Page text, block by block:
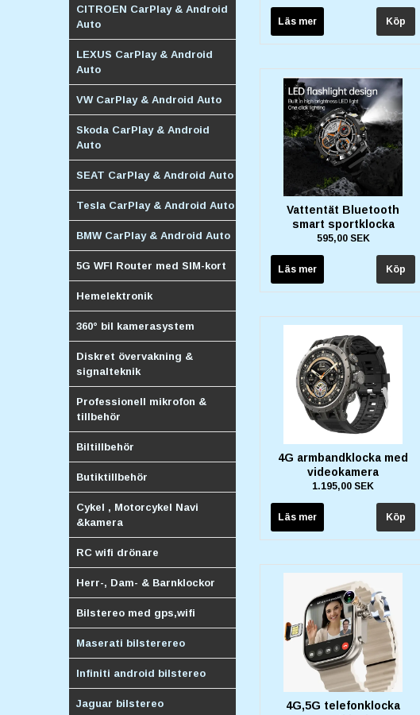
CITROEN CarPlay & Android
Auto
LEXUS CarPlay & Android
Auto
VW CarPlay & Android Auto
Skoda CarPlay & Android
Auto
SEAT CarPlay & Android Auto
Tesla CarPlay & Android Auto
BMW CarPlay & Android Auto
5G WFI Router med SIM-kort
Hemelektronik
360° bil kamerasystem
Diskret övervakning &
signalteknik
Professionell mikrofon &
tillbehör
Biltillbehör
Butiktillbehör
Cykel , Motorcykel Navi
&kamera
RC wifi drönare
Herr-, Dam- & Barnklockor
Bilstereo med gps,wifi
Maserati bilsterereo
Infiniti android bilstereo
Jaguar bilstereo
Läs mer
Vattentät Bluetooth
smart sportklocka
595,00 SEK
Läs mer
4G armbandklocka med
videokamera
1.195,00 SEK
Läs mer
4G,5G telefonklocka